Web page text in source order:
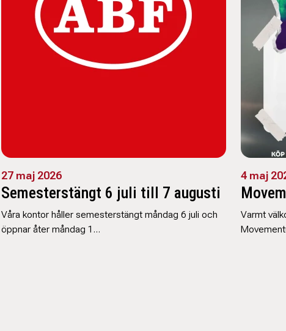
27 maj 2026
Semesterstängt 6 juli till 7 augusti
Våra kontor håller semesterstängt måndag 6 juli och
öppnar åter måndag 1…
4 maj
Varmt